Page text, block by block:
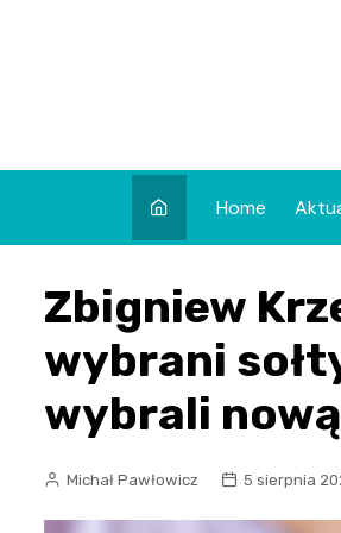
Home
Zbigniew
wybrani
wybrali
Michał Pawłowicz 5 sierpnia